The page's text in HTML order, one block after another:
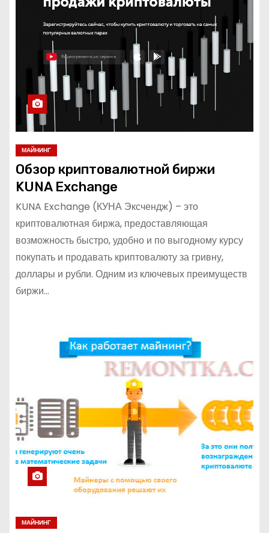
МАЙНИНГ
Обзор криптовалютной биржи
KUNA Exchange
KUNA Exchange (КУНА Эксчендж) – это
криптовалютная биржа, предоставляющая
возможность быстро, удобно и по выгодному курсу
покупать и продавать криптовалюту за гривну,
доллары и рубли. Одним из ключевых преимуществ
биржи…
МАЙНИНГ